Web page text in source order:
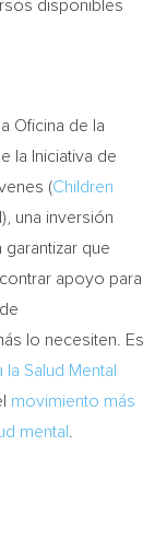
disponibles
Oficina de la
la Iniciativa de
(Children
una inversión
garantizar que
apoyo para
lo necesiten. Es
Salud Mental
movimiento más
mental